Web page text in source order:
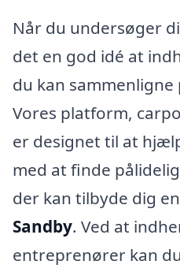
Når du undersøger
det en god idé at
du kan
Vores platform,
er designet til at
med at finde
der kan tilbyde dig en
Sandby. Ved at
entreprenører kan